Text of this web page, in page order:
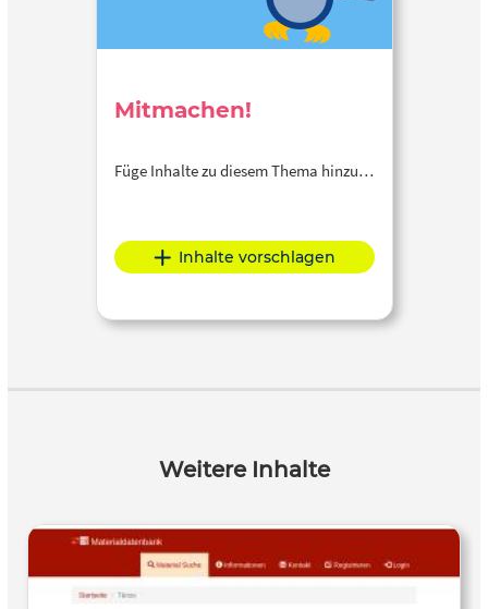
Mitmachen!
Füge Inhalte zu diesem Thema hinzu…
Inhalte vorschlagen
Weitere Inhalte